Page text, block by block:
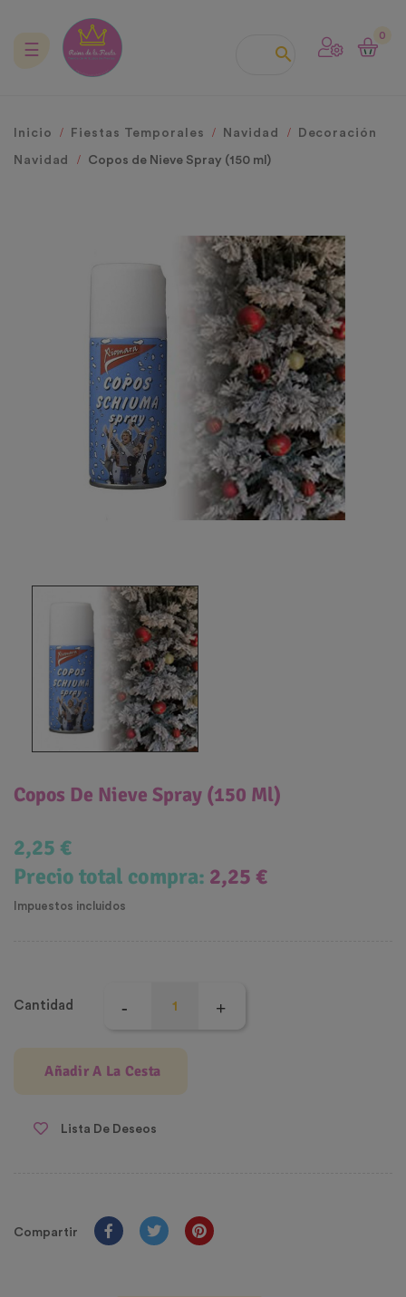

0
Navegación
☰
Inicio Fiestas Temporales Navidad Decoración
Navidad Copos de Nieve Spray (150 ml)
Copos De Nieve Spray (150 Ml)
2,25 €
Precio total compra: 2,25 €
Impuestos incluidos
Cantidad
Añadir A La Cesta
Lista De Deseos
Compartir